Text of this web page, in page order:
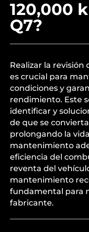
120,000
Q7?
Realizar la revisión
es crucial para
condiciones y
rendimiento. Este
identificar y
de que se
prolongando la
mantenimiento
eficiencia del
reventa del
mantenimiento
fundamental para
fabricante.